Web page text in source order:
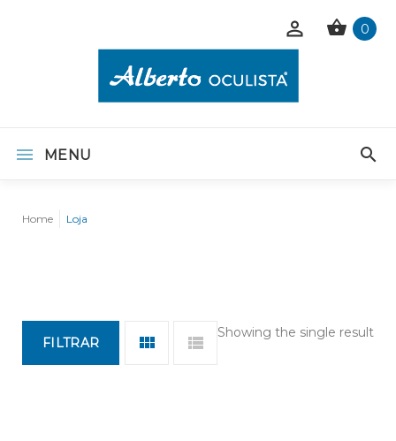
0
MENU
Home Loja
Showing the single result
FILTRAR